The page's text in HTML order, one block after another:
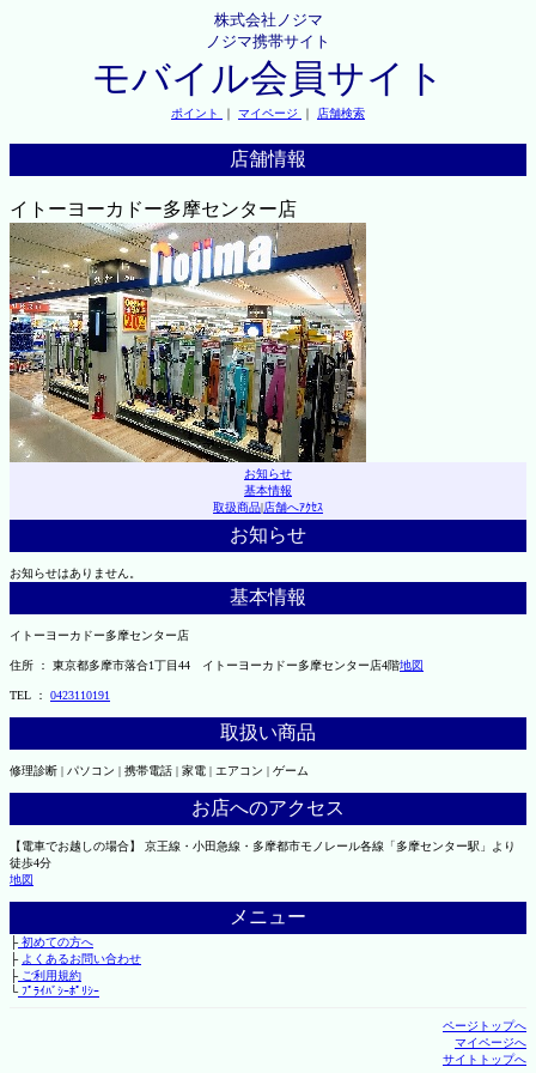
株式会社ノジマ
ノジマ携帯サイト
モバイル会員サイト
ポイント ｜ マイページ ｜ 店舗検索
店舗情報
イトーヨーカドー多摩センター店
お知らせ
基本情報
取扱商品|店舗へｱｸｾｽ
お知らせ
お知らせはありません。
基本情報
イトーヨーカドー多摩センター店
住所 ： 東京都多摩市落合1丁目44 イトーヨーカドー多摩センター店4階地図
TEL ： 0423110191
取扱い商品
修理診断 | パソコン | 携帯電話 | 家電 | エアコン | ゲーム
お店へのアクセス
【電車でお越しの場合】 京王線・小田急線・多摩都市モノレール各線「多摩センター駅」より
徒歩4分
地図
メニュー
├初めての方へ
├ よくあるお問い合わせ
├ご利用規約
└ﾌﾟﾗｲﾊﾞｼｰﾎﾟﾘｼｰ
ページトップへ
マイページへ
サイトトップへ